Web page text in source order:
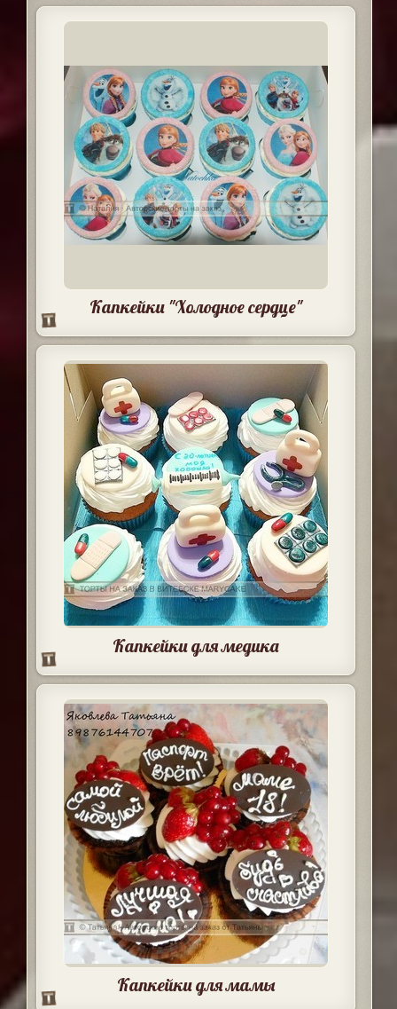
Капкейки "Холодное сердце"
Капкейки для медика
Капкейки для мамы